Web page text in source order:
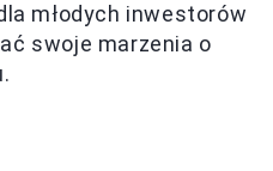
młodych inwestorów
swoje marzenia o